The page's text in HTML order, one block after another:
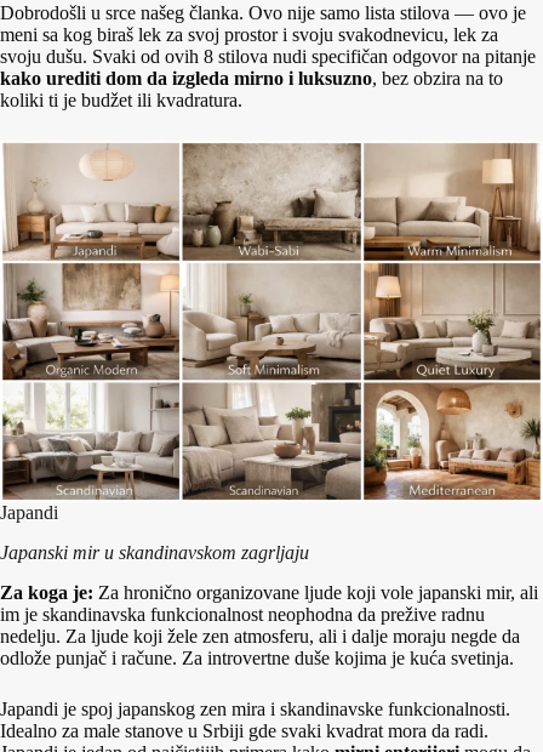
Dobrodošli u srce našeg članka. Ovo nije samo lista stilova — ovo je
meni sa kog biraš lek za svoj prostor i svoju svakodnevicu, lek za
svoju dušu. Svaki od ovih 8 stilova nudi specifičan odgovor na pitanje
kako urediti dom da izgleda mirno i luksuzno, bez obzira na to
koliki ti je budžet ili kvadratura.
Japandi
Japanski mir u skandinavskom zagrljaju
Za koga je: Za hronično organizovane ljude koji vole japanski mir, ali
im je skandinavska funkcionalnost neophodna da prežive radnu
nedelju. Za ljude koji žele zen atmosferu, ali i dalje moraju negde da
odlože punjač i račune. Za introvertne duše kojima je kuća svetinja.
Japandi je spoj japanskog zen mira i skandinavske funkcionalnosti.
Idealno za male stanove u Srbiji gde svaki kvadrat mora da radi.